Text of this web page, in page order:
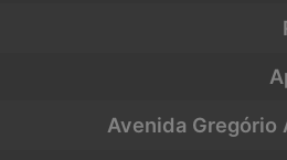
Avenida Gregório